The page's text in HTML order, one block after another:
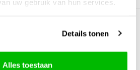
uw gebruik van hun services.
Details tonen
Alles toestaan